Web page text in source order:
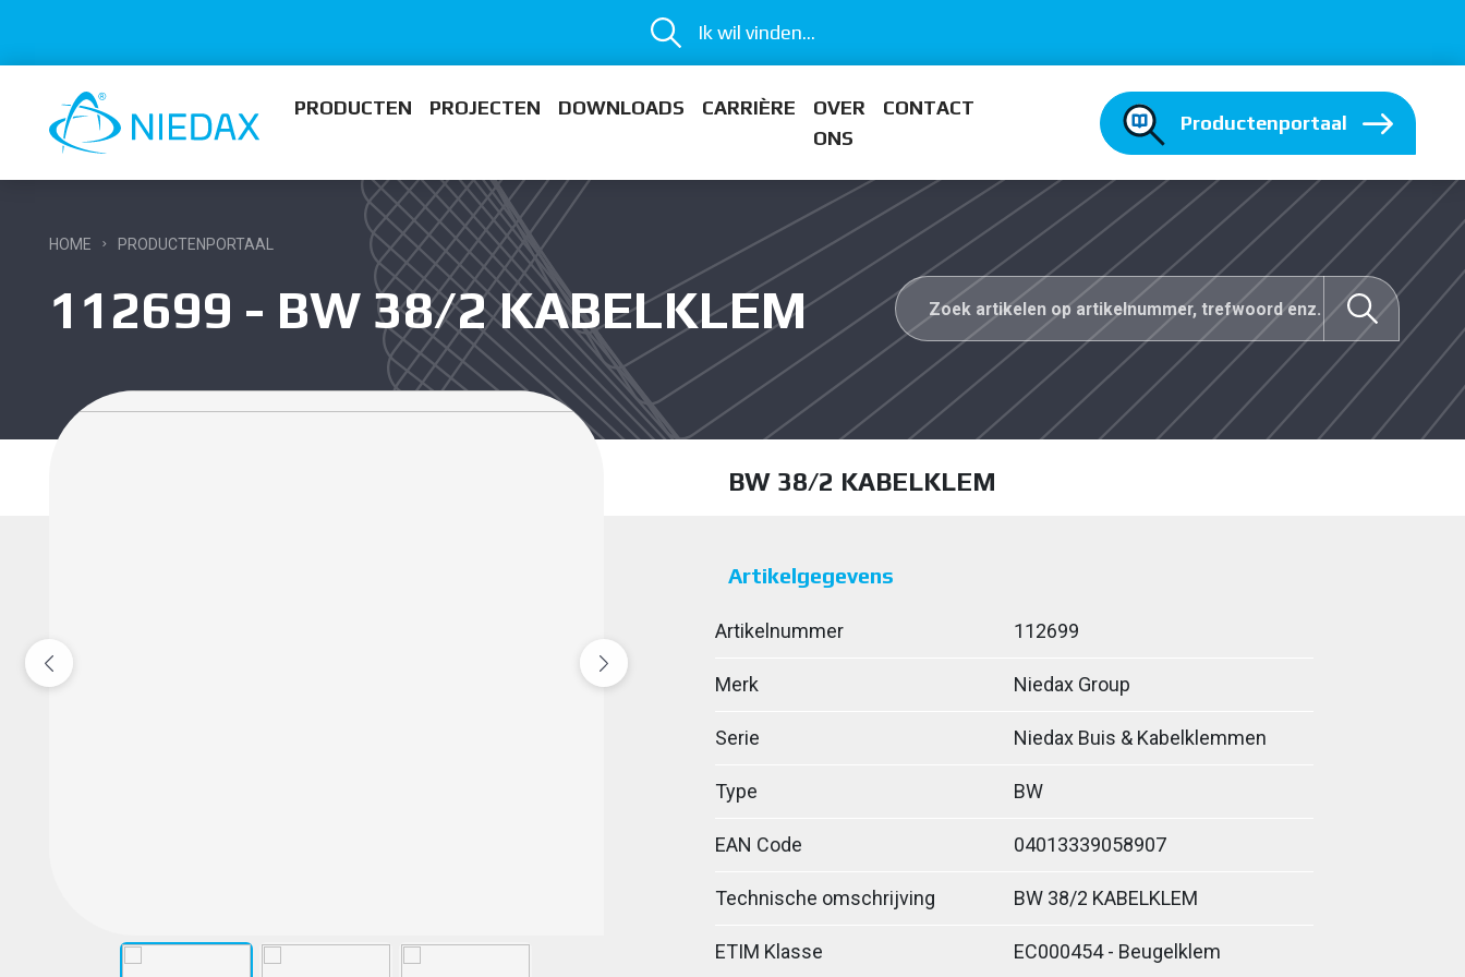
Ik wil vinden...
PRODUCTEN PROJECTEN DOWNLOADS CARRIÈRE
OVER
ONS
CONTACT
Productenportaal
HOME PRODUCTENPORTAAL
112699 - BW 38/2 KABELKLEM
BW 38/2 KABELKLEM
Artikelgegevens
Artikelnummer 112699
Merk Niedax Group
Serie Niedax Buis & Kabelklemmen
Type BW
EAN Code 04013339058907
Technische omschrijving BW 38/2 KABELKLEM
ETIM Klasse EC000454 - Beugelklem